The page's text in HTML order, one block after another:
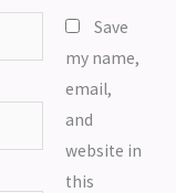
Save
my name,
email,
and
website in
this